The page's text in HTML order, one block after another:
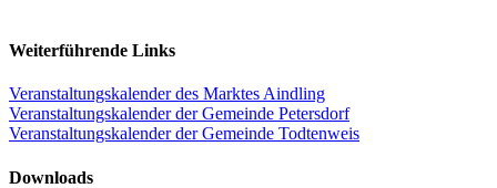
Weiterführende Links
Veranstaltungskalender des Marktes Aindling
Veranstaltungskalender der Gemeinde Petersdorf
Veranstaltungskalender der Gemeinde Todtenweis
Downloads